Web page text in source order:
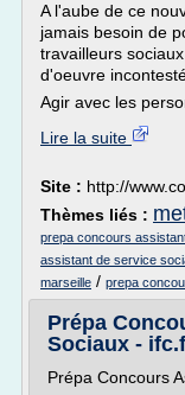
A l'aube de ce
jamais besoin de
travailleurs
d'oeuvre
Agir avec les
Lire la suite
Site : http://
Thèmes liés :
prepa concours
assistant de service
marseille / prepa
Prépa
Sociaux -
Prépa Concours